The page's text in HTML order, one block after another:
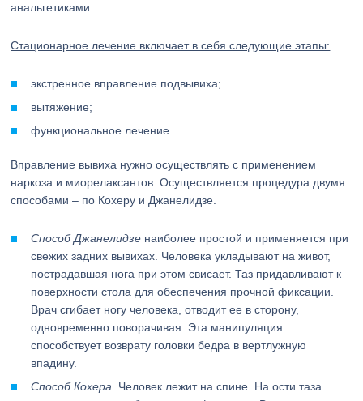
анальгетиками.
Стационарное лечение включает в себя следующие этапы:
экстренное вправление подвывиха;
вытяжение;
функциональное лечение.
Вправление вывиха нужно осуществлять с применением
наркоза и миорелаксантов. Осуществляется процедура двумя
способами – по Кохеру и Джанелидзе.
Способ Джанелидзе наиболее простой и применяется при
свежих задних вывихах. Человека укладывают на живот,
пострадавшая нога при этом свисает. Таз придавливают к
поверхности стола для обеспечения прочной фиксации.
Врач сгибает ногу человека, отводит ее в сторону,
одновременно поворачивая. Эта манипуляция
способствует возврату головки бедра в вертлужную
впадину.
Способ Кохера . Человек лежит на спине. На ости таза